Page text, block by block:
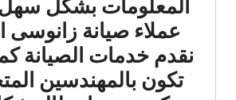
المعلومات بشكل
عملاء صيانة زانوسى
نقدم خدمات الصيانة
تكون بالمهندسين